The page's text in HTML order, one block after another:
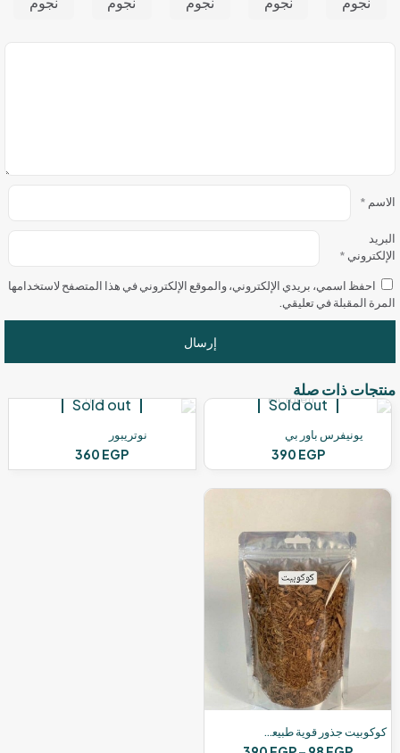
الاسم *
البريد
الإلكتروني *
احفظ اسمي، بريدي الإلكتروني، والموقع الإلكتروني في هذا المتصفح لاستخدامها
المرة المقبلة في تعليقي.
منتجات ذات صلة
Sold out
يونيفرس باور بي
390 EGP
Sold out
نوتريبور
360 EGP
كوكوبيت جذور قوية طبيعية1 لتر |5لتر